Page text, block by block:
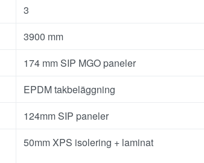
3
3900 mm
174 mm SIP MGO paneler
EPDM takbeläggning
124mm SIP paneler
50mm XPS isolering + laminat